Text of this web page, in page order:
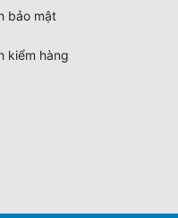
bảo mật
kiểm hàng